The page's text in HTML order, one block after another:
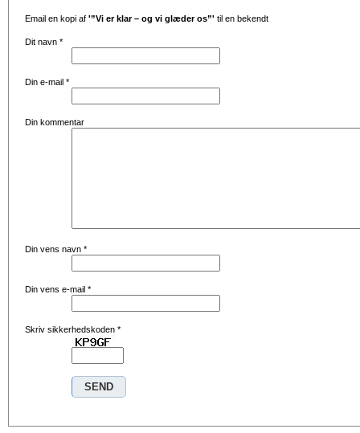
Email en kopi af '”Vi er klar – og vi glæder os”' til en bekendt
Dit navn *
Din e-mail *
Din kommentar
Din vens navn *
Din vens e-mail *
Skriv sikkerhedskoden *